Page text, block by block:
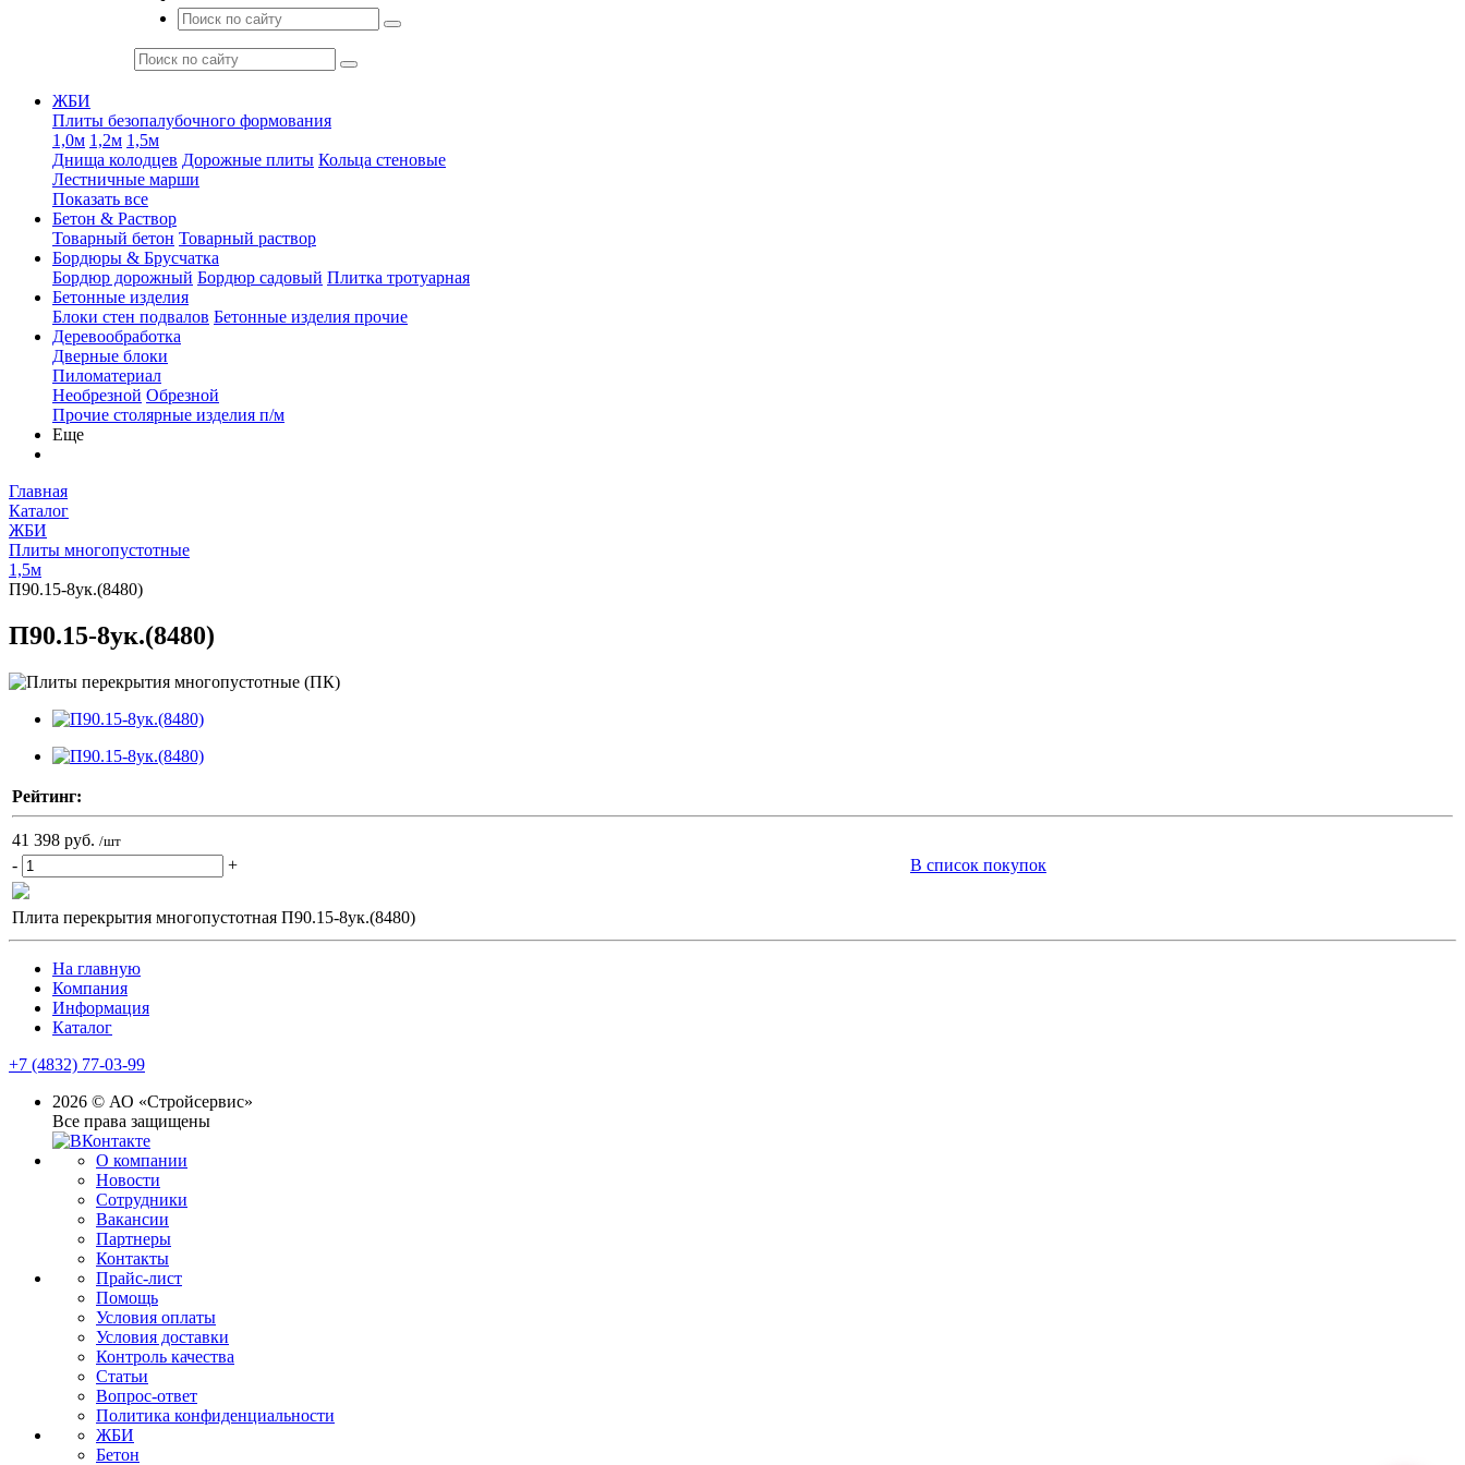
ЖБИ
Плиты безопалубочного формования
1,0м 1,2м 1,5м
Днища колодцев Дорожные плиты Кольца стеновые
Лестничные марши
Показать все
Бетон & Раствор
Товарный бетон Товарный раствор
Бордюры & Брусчатка
Бордюр дорожный Бордюр садовый Плитка тротуарная
Бетонные изделия
Блоки стен подвалов Бетонные изделия прочие
Деревообработка
Дверные блоки
Пиломатериал
Необрезной Обрезной
Прочие столярные изделия п/м
Еще
Главная
Каталог
ЖБИ
Плиты многопустотные
1,5м
П90.15-8ук.(8480)
П90.15-8ук.(8480)
Рейтинг:
41 398 руб. /шт
- + В список покупок
Плита перекрытия многопустотная П90.15-8ук.(8480)
На главную
Компания
Информация
Каталог
+7 (4832) 77-03-99
2026 © АО «Стройсервис»
Все права защищены
О компании
Новости
Сотрудники
Вакансии
Партнеры
Контакты
Прайс-лист
Помощь
Условия оплаты
Условия доставки
Контроль качества
Статьи
Вопрос-ответ
Политика конфиденциальности
ЖБИ
Бетон